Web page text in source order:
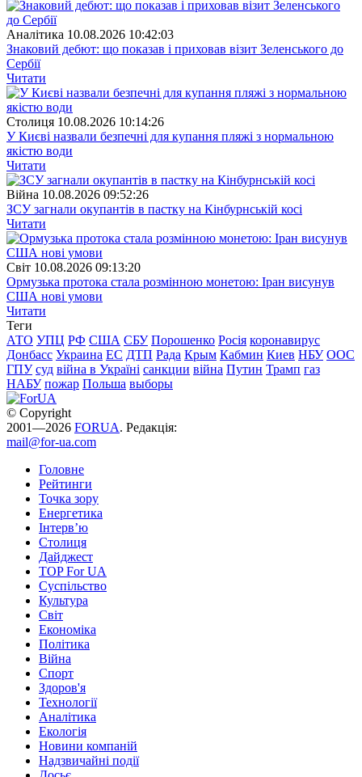
Аналітика 10.08.2026 10:42:03
Знаковий дебют: що показав і приховав візит Зеленського до
Сербії
Читати
Столиця 10.08.2026 10:14:26
У Києві назвали безпечні для купання пляжі з нормальною
якістю води
Читати
Війна 10.08.2026 09:52:26
ЗСУ загнали окупантів в пастку на Кінбурнській косі
Читати
Свiт 10.08.2026 09:13:20
Ормузька протока стала розмінною монетою: Іран висунув
США нові умови
Читати
Теги
АТО УПЦ РФ США СБУ Порошенко Росія коронавирус
Донбасс Украина ЕС ДТП Рада Крым Кабмин Киев НБУ ООС
ГПУ суд війна в Україні санкции війна Путин Трамп газ
НАБУ пожар Польша выборы
© Copyright
2001—2026 FORUA. Редакція:
mail@for-ua.com
Головне
Рейтинги
Точка зору
Енергетика
Інтерв’ю
Столиця
Дайджест
TOP For UA
Суспiльство
Культура
Світ
Економіка
Політика
Війна
Спорт
Здоров'я
Технології
Аналітика
Екологія
Новини компаній
Надзвичайні події